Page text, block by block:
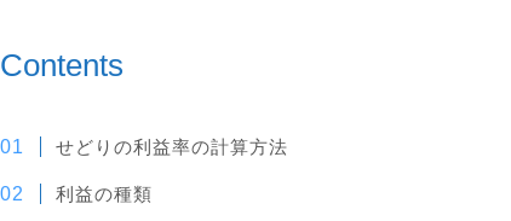
Contents
せどりの利益率の計算方法
利益の種類